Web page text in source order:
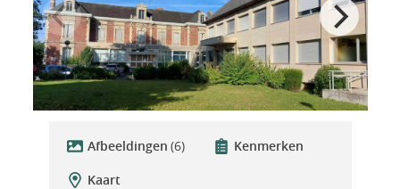
Afbeeldingen (6)
Kenmerken
Kaart